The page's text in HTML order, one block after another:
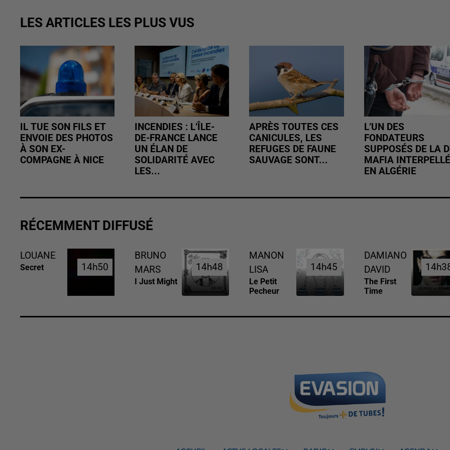
LES ARTICLES LES PLUS VUS
IL TUE SON FILS ET
ENVOIE DES PHOTOS
À SON EX-
COMPAGNE À NICE
INCENDIES : L’ÎLE-
DE-FRANCE LANCE
UN ÉLAN DE
SOLIDARITÉ AVEC
LES...
APRÈS TOUTES CES
CANICULES, LES
REFUGES DE FAUNE
SAUVAGE SONT...
L’UN DES
FONDATEURS
SUPPOSÉS DE LA
MAFIA INTERPELLÉ
EN ALGÉRIE
RÉCEMMENT DIFFUSÉ
LOUANE
Secret 14h50
14h50
BRUNO
MARS
I Just Might
14h48
14h48
MANON
LISA
Le Petit
Pecheur
14h45
14h45
DAMIANO
DAVID
The First
Time